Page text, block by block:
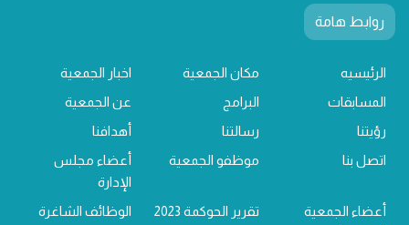
روابط هامة
الرئيسيه مكان الجمعية
اخبار الجمعية
المسابقات
البرامج
عن الجمعية
رؤيتنا
رسالتنا
أهدافنا
اتصل بنا
موظفو الجمعية
أعضاء مجلس
الإدارة
أعضاء الجمعية
تقرير الحوكمة 2023 الوظائف الشاغرة